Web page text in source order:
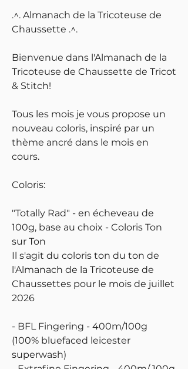
.^. Almanach de la Tricoteuse de
Chaussette .^.
Bienvenue dans l'Almanach de la
Tricoteuse de Chaussette de Tricot
& Stitch!
Tous les mois je vous propose un
nouveau coloris, inspiré par un
thème ancré dans le mois en
cours.
Coloris:
"Totally Rad" - en écheveau de
100g, base au choix - Coloris Ton
sur Ton
Il s'agit du coloris ton du ton de
l'Almanach de la Tricoteuse de
Chaussettes pour le mois de juillet
2026
- BFL Fingering - 400m/100g
(100% bluefaced leicester
superwash)